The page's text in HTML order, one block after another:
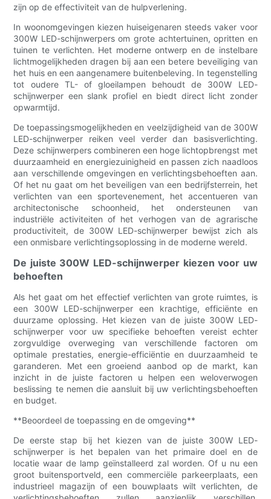
zijn op de effectiviteit van de hulpverlening.
In woonomgevingen kiezen huiseigenaren steeds vaker voor
300W LED-schijnwerpers om grote achtertuinen, opritten en
tuinen te verlichten. Het moderne ontwerp en de instelbare
lichtmogelijkheden dragen bij aan een betere beveiliging van
het huis en een aangenamere buitenbeleving. In tegenstelling
tot oudere TL- of gloeilampen behoudt de 300W LED-
schijnwerper een slank profiel en biedt direct licht zonder
opwarmtijd.
De toepassingsmogelijkheden en veelzijdigheid van de 300W
LED-schijnwerper reiken veel verder dan basisverlichting.
Deze schijnwerpers combineren een hoge lichtopbrengst met
duurzaamheid en energiezuinigheid en passen zich naadloos
aan verschillende omgevingen en verlichtingsbehoeften aan.
Of het nu gaat om het beveiligen van een bedrijfsterrein, het
verlichten van een sportevenement, het accentueren van
architectonische schoonheid, het ondersteunen van
industriële activiteiten of het verhogen van de agrarische
productiviteit, de 300W LED-schijnwerper bewijst zich als
een onmisbare verlichtingsoplossing in de moderne wereld.
De juiste 300W LED-schijnwerper kiezen voor uw
behoeften
Als het gaat om het effectief verlichten van grote ruimtes, is
een 300W LED-schijnwerper een krachtige, efficiënte en
duurzame oplossing. Het kiezen van de juiste 300W LED-
schijnwerper voor uw specifieke behoeften vereist echter
zorgvuldige overweging van verschillende factoren om
optimale prestaties, energie-efficiëntie en duurzaamheid te
garanderen. Met een groeiend aanbod op de markt, kan
inzicht in de juiste factoren u helpen een weloverwogen
beslissing te nemen die aansluit bij uw verlichtingsbehoeften
en budget.
**Beoordeel de toepassing en de omgeving**
De eerste stap bij het kiezen van de juiste 300W LED-
schijnwerper is het bepalen van het primaire doel en de
locatie waar de lamp geïnstalleerd zal worden. Of u nu een
groot buitensportveld, een commerciële parkeerplaats, een
industrieel magazijn of een bouwplaats wilt verlichten, de